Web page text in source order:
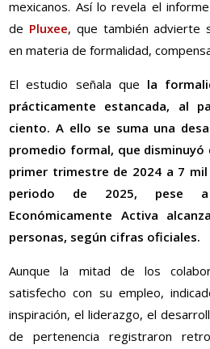
mexicanos. Así lo revela el informe
de Pluxee, que también advierte
en materia de formalidad,
El estudio señala que la
prácticamente estancada, al
ciento. A ello se suma una
promedio formal, que disminuyó
primer trimestre de 2024 a 7
periodo de 2025, pese
Económicamente Activa
personas, según cifras oficiales.
Aunque la mitad de los
satisfecho con su empleo,
inspiración, el liderazgo, el
de pertenencia registraron